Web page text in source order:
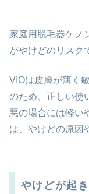
家庭用脱毛器ケノ
がやけどのリスク
VIOは皮膚が薄く
のため、正しい使
悪の場合には軽い
は、やけどの原因
やけどが起